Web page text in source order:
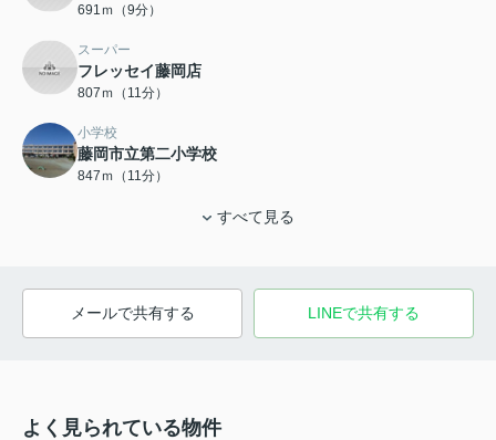
691ｍ（9分）
スーパー
フレッセイ藤岡店
807ｍ（11分）
小学校
藤岡市立第二小学校
847ｍ（11分）
すべて見る
メールで共有する LINEで共有する
よく見られている物件